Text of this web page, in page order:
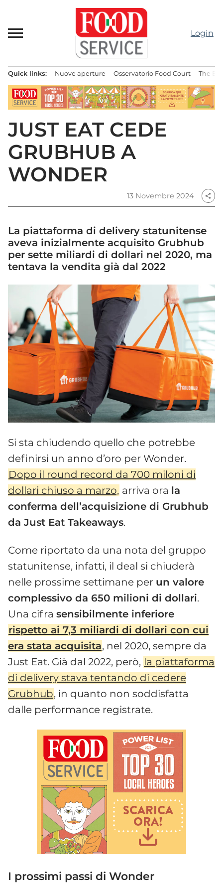
contenuto
Login
principale
Quick links: Nuove aperture Osservatorio Food Court The
JUST EAT CEDE
GRUBHUB A
WONDER
13 Novembre 2024 share
La piattaforma di delivery statunitense
aveva inizialmente acquisito Grubhub
per sette miliardi di dollari nel 2020, ma
tentava la vendita già dal 2022
Si sta chiudendo quello che potrebbe
definirsi un anno d’oro per Wonder.
Dopo il round record da 700 miloni di
dollari chiuso a marzo, arriva ora la
conferma dell’acquisizione di Grubhub
da Just Eat Takeaways.
Come riportato da una nota del gruppo
statunitense, infatti, il deal si chiuderà
nelle prossime settimane per un valore
complessivo da 650 milioni di dollari.
Una cifra sensibilmente inferiore
rispetto ai 7,3 miliardi di dollari con cui
era stata acquisita, nel 2020, sempre da
Just Eat. Già dal 2022, però, la piattaforma
di delivery stava tentando di cedere
Grubhub, in quanto non soddisfatta
dalle performance registrate.
I prossimi passi di Wonder